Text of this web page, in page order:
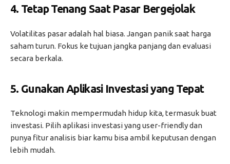
4. Tetap Tenang Saat Pasar Bergejolak
Volatilitas pasar adalah hal biasa. Jangan panik saat harga
saham turun. Fokus ke tujuan jangka panjang dan evaluasi
secara berkala.
5. Gunakan Aplikasi Investasi yang Tepat
Teknologi makin mempermudah hidup kita, termasuk buat
investasi. Pilih aplikasi investasi yang user-friendly dan
punya fitur analisis biar kamu bisa ambil keputusan dengan
lebih mudah.